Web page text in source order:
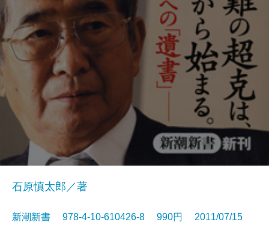
石原慎太郎／著
新潮新書 978-4-10-610426-8 990円 2011/07/15